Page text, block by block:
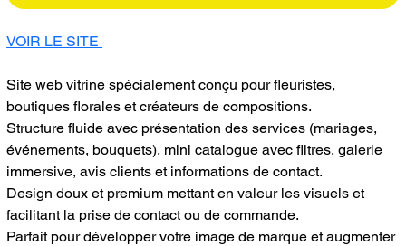
VOIR LE SITE
Site web vitrine spécialement conçu pour fleuristes,
boutiques florales et créateurs de compositions.
Structure fluide avec présentation des services (mariages,
événements, bouquets), mini catalogue avec filtres, galerie
immersive, avis clients et informations de contact.
Design doux et premium mettant en valeur les visuels et
facilitant la prise de contact ou de commande.
Parfait pour développer votre image de marque et augmenter